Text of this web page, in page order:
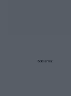
Reklama: